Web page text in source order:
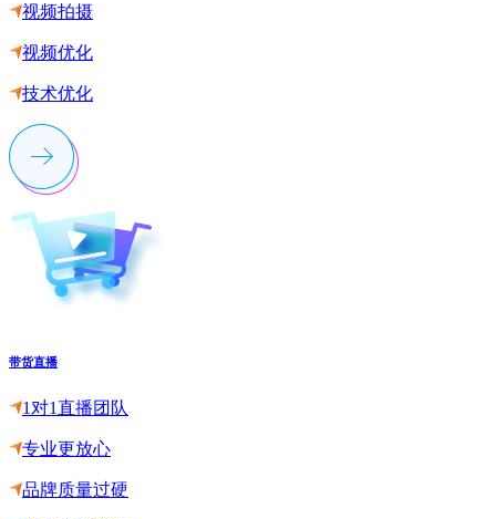
视频拍摄
视频优化
技术优化
带货直播
1对1直播团队
专业更放心
品牌质量过硬